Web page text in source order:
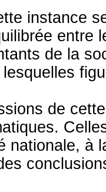
instance
entre
de la
de
nationale, à